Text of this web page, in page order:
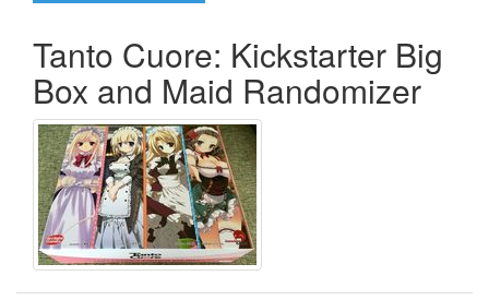
Tanto Cuore: Kickstarter Big
Box and Maid Randomizer